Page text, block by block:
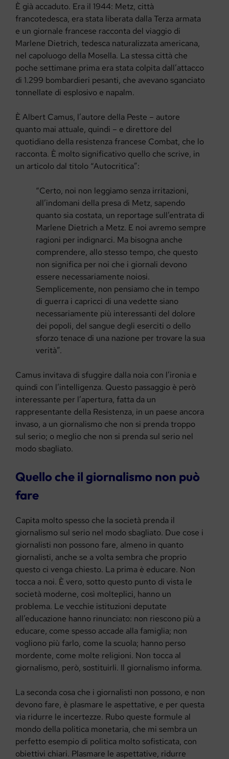
È già accaduto. Era il 1944: Metz, città
francotedesca, era stata liberata dalla Terza armata
e un giornale francese racconta del viaggio di
Marlene Dietrich, tedesca naturalizzata americana,
nel capoluogo della Mosella. La stessa città che
poche settimane prima era stata colpita dall’attacco
di 1.299 bombardieri pesanti, che avevano sganciato
tonnellate di esplosivo e napalm.
È Albert Camus, l’autore della Peste – autore
quanto mai attuale, quindi – e direttore del
quotidiano della resistenza francese Combat, che lo
racconta. È molto significativo quello che scrive, in
un articolo dal titolo “Autocritica”:
“Certo, noi non leggiamo senza irritazioni,
all’indomani della presa di Metz, sapendo
quanto sia costata, un reportage sull’entrata di
Marlene Dietrich a Metz. E noi avremo sempre
ragioni per indignarci. Ma bisogna anche
comprendere, allo stesso tempo, che questo
non significa per noi che i giornali devono
essere necessariamente noiosi.
Semplicemente, non pensiamo che in tempo
di guerra i capricci di una vedette siano
necessariamente più interessanti del dolore
dei popoli, del sangue degli eserciti o dello
sforzo tenace di una nazione per trovare la sua
verità”.
Camus invitava di sfuggire dalla noia con l’ironia e
quindi con l’intelligenza. Questo passaggio è però
interessante per l’apertura, fatta da un
rappresentante della Resistenza, in un paese ancora
invaso, a un giornalismo che non si prenda troppo
sul serio; o meglio che non si prenda sul serio nel
modo sbagliato.
Quello che il giornalismo non può
fare
Capita molto spesso che la società prenda il
giornalismo sul serio nel modo sbagliato. Due cose i
giornalisti non possono fare, almeno in quanto
giornalisti, anche se a volta sembra che proprio
questo ci venga chiesto. La prima è educare. Non
tocca a noi. È vero, sotto questo punto di vista le
società moderne, così molteplici, hanno un
problema. Le vecchie istituzioni deputate
all’educazione hanno rinunciato: non riescono più a
educare, come spesso accade alla famiglia; non
vogliono più farlo, come la scuola; hanno perso
mordente, come molte religioni. Non tocca al
giornalismo, però, sostituirli. Il giornalismo informa.
La seconda cosa che i giornalisti non possono, e non
devono fare, è plasmare le aspettative, e per questa
via ridurre le incertezze. Rubo queste formule al
mondo della politica monetaria, che mi sembra un
perfetto esempio di politica molto sofisticata, con
obiettivi chiari. Plasmare le aspettative, ridurre